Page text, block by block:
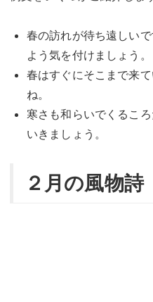
春の訪れが待ち遠しい
よう気を付けましょう。
春はすぐにそこまで来
ね。
寒さも和らいでくるこ
いきましょう。
２月の風物詩